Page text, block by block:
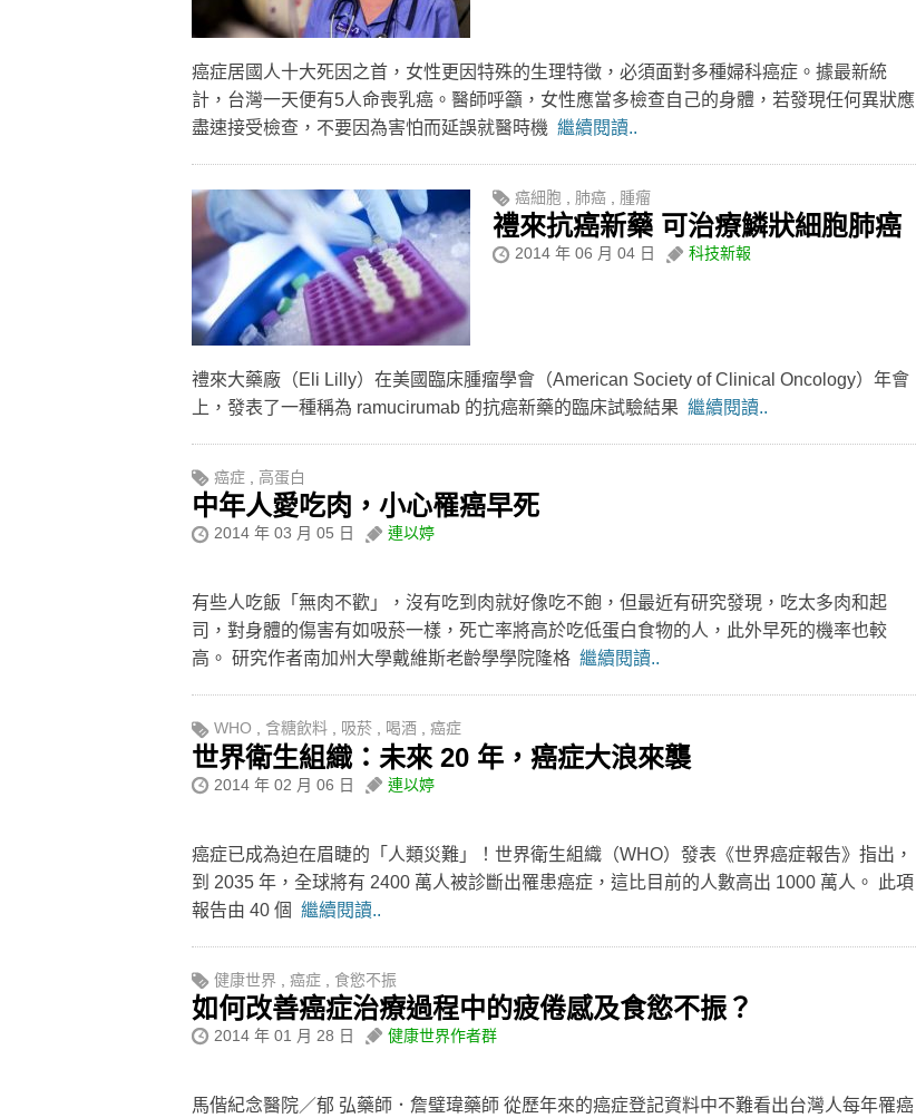
癌症居國人十大死因之首，女性更因特殊的生理特徵，必須面對多種婦科癌症。據最新統
計，台灣一天便有5人命喪乳癌。醫師呼籲，女性應當多檢查自己的身體，若發現任何異狀應
盡速接受檢查，不要因為害怕而延誤就醫時機 繼續閱讀..
癌細胞 肺癌 腫瘤
禮來抗癌新藥 可治療鱗狀細胞肺癌
2014 年 06 月 04 日 科技新報
禮來大藥廠（Eli Lilly）在美國臨床腫瘤學會（American Society of Clinical Oncology）年會
上，發表了一種稱為 ramucirumab 的抗癌新藥的臨床試驗結果 繼續閱讀..
癌症 高蛋白
中年人愛吃肉，小心罹癌早死
2014 年 03 月 05 日 連以婷
有些人吃飯「無肉不歡」，沒有吃到肉就好像吃不飽，但最近有研究發現，吃太多肉和起
司，對身體的傷害有如吸菸一樣，死亡率將高於吃低蛋白食物的人，此外早死的機率也較
高。 研究作者南加州大學戴維斯老齡學學院隆格 繼續閱讀..
WHO , 含糖飲料 , 吸菸 , 喝酒 , 癌症
世界衛生組織：未來 20 年，癌症大浪來襲
2014 年 02 月 06 日 連以婷
癌症已成為迫在眉睫的「人類災難」！世界衛生組織（WHO）發表《世界癌症報告》指出，
到 2035 年，全球將有 2400 萬人被診斷出罹患癌症，這比目前的人數高出 1000 萬人。 此項
報告由 40 個 繼續閱讀..
健康世界 癌症 食慾不振
如何改善癌症治療過程中的疲倦感及食慾不振？
2014 年 01 月 28 日 健康世界作者群
馬偕紀念醫院／郁 弘藥師．詹璧瑋藥師 從歷年來的癌症登記資料中不難看出台灣人每年罹癌